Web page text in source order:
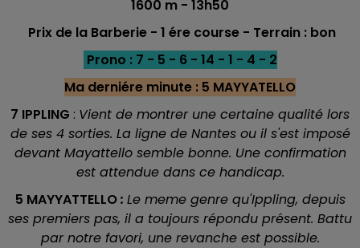
1600 m - 13h50
Prix de la Barberie - 1 ére course - Terrain : bon
Prono : 7 - 5 - 6 - 14 - 1 - 4 - 2
Ma derniére minute : 5 MAYYATELLO
7 IPPLING : Vient de montrer une certaine qualité lors
de ses 4 sorties. La ligne de Nantes ou il s'est imposé
devant Mayattello semble bonne. Une confirmation
est attendue dans ce handicap.
5 MAYYATTELLO: Le meme genre qu'Ippling, depuis
ses premiers pas, il a toujours répondu présent. Battu
par notre favori, une revanche est possible.